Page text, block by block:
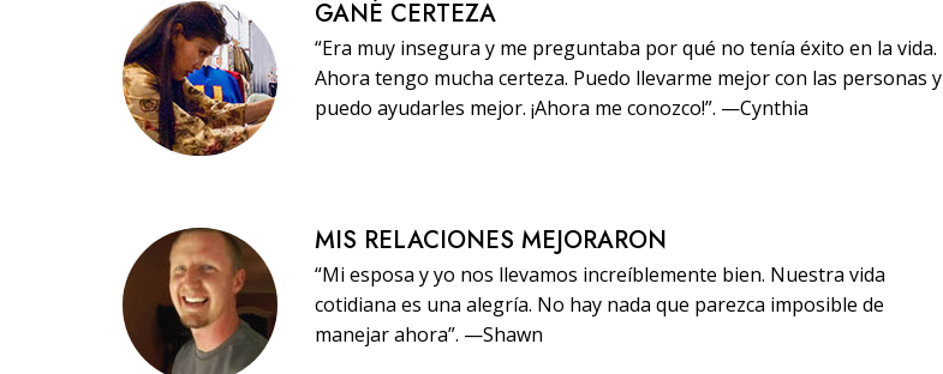
GANÉ CERTEZA
“Era muy insegura y me preguntaba por qué no tenía éxito en la vida.
Ahora tengo mucha certeza. Puedo llevarme mejor con las personas y
puedo ayudarles mejor. ¡Ahora me conozco!”. —Cynthia
MIS RELACIONES MEJORARON
“Mi esposa y yo nos llevamos increíblemente bien. Nuestra vida
cotidiana es una alegría. No hay nada que parezca imposible de
manejar ahora”. —Shawn